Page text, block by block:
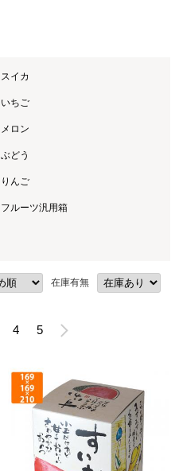
スイカ
いちご
メロン
ぶどう
りんご
フルーツ汎用箱
在庫有無
4 5